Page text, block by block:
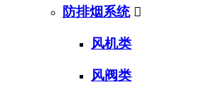
防排烟系统 
风机类
风阀类